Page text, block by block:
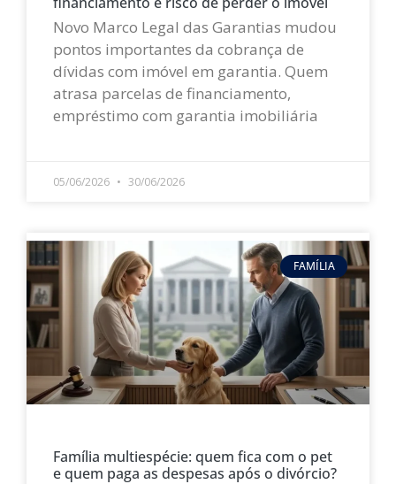
Novo Marco Legal das Garantias mudou
pontos importantes da cobrança de
dívidas com imóvel em garantia. Quem
atrasa parcelas de financiamento,
empréstimo com garantia imobiliária
05/06/2026 30/06/2026
FAMÍLIA
Família multiespécie: quem fica com o pet
e quem paga as despesas após o divórcio?